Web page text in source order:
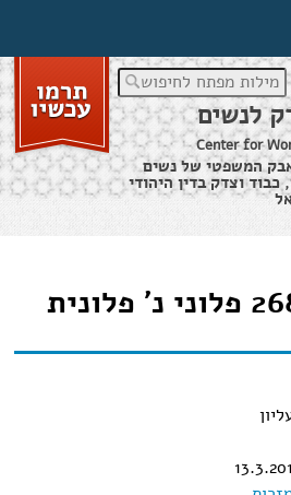
מפתח לחיפוש
לנשים
Center for
המשפטי של נשים
כבוד וצדק בדין היהודי
בע"מ 2685/11 פלוני נ' פלונית